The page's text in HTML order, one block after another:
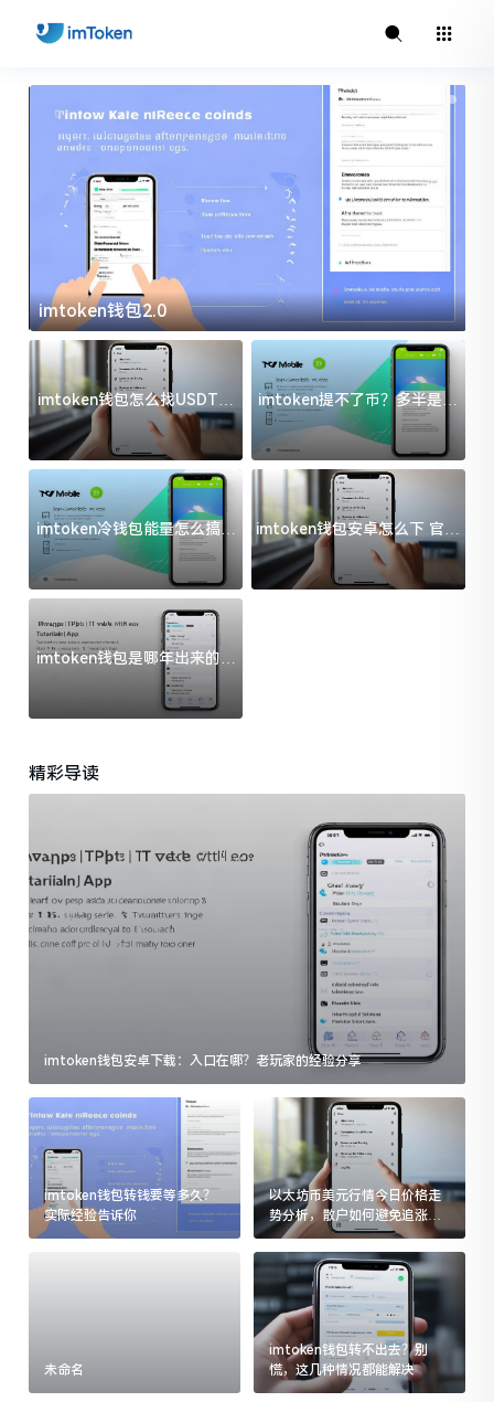
imtoken钱包2.0
imtoken钱包怎么找USDT地
址？三步搞定不踩坑
imtoken提不了币？多半是这
几件事没处理好
imtoken冷钱包能量怎么搞？
过来人告诉你门道
imtoken钱包安卓怎么下 官方
渠道避坑指南
imtoken钱包是哪年出来的？
一文给你说清楚
精彩导读
imtoken钱包安卓下载：入口在哪？老玩家的经验分享
imtoken钱包转钱要等多久？
实际经验告诉你
以太坊币美元行情今日价格走
势分析，散户如何避免追涨杀
跌被套牢
未命名
imtoken钱包转不出去？别
慌，这几种情况都能解决